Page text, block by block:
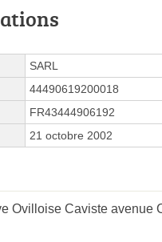
SARL
44490619200018
FR43444906192
21 octobre 2002
Ovilloise Caviste avenue